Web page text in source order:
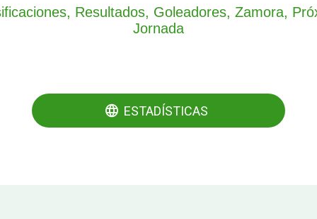
Resultados, Goleadores, Zamora,
Jornada
ESTADÍSTICAS